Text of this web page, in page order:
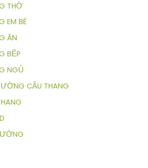
THỜ
EM BÉ
ĂN
BẾP
NGỦ
CẦU THANG